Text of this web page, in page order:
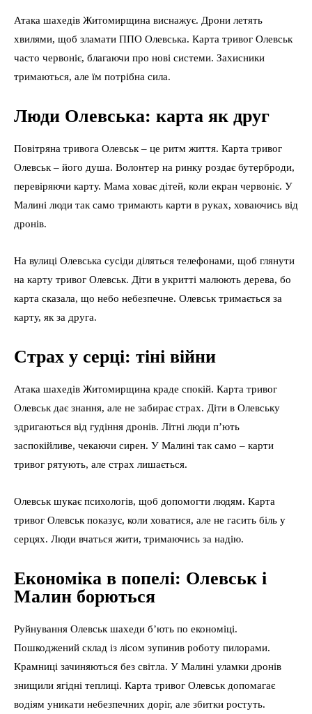
Атака шахедів Житомирщина виснажує. Дрони летять
хвилями, щоб зламати ППО Олевська. Карта тривог Олевськ
часто червоніє, благаючи про нові системи. Захисники
тримаються, але їм потрібна сила.
Люди Олевська: карта як друг
Повітряна тривога Олевськ – це ритм життя. Карта тривог
Олевськ – його душа. Волонтер на ринку роздає бутерброди,
перевіряючи карту. Мама ховає дітей, коли екран червоніє. У
Малині люди так само тримають карти в руках, ховаючись від
дронів.
На вулиці Олевська сусіди діляться телефонами, щоб глянути
на карту тривог Олевськ. Діти в укритті малюють дерева, бо
карта сказала, що небо небезпечне. Олевськ тримається за
карту, як за друга.
Страх у серці: тіні війни
Атака шахедів Житомирщина краде спокій. Карта тривог
Олевськ дає знання, але не забирає страх. Діти в Олевську
здригаються від гудіння дронів. Літні люди п’ють
заспокійливе, чекаючи сирен. У Малині так само – карти
тривог рятують, але страх лишається.
Олевськ шукає психологів, щоб допомогти людям. Карта
тривог Олевськ показує, коли ховатися, але не гасить біль у
серцях. Люди вчаться жити, тримаючись за надію.
Економіка в попелі: Олевськ і
Малин борються
Руйнування Олевськ шахеди б’ють по економіці.
Пошкоджений склад із лісом зупинив роботу пилорами.
Крамниці зачиняються без світла. У Малині уламки дронів
знищили ягідні теплиці. Карта тривог Олевськ допомагає
водіям уникати небезпечних доріг, але збитки ростуть.